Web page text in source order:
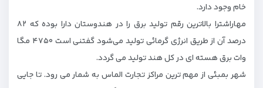
خام وجود دارد.
مهاراشترا بالاترین رقم تولید برق را در هندوستان دارا بوده که ۸۲
درصد آن از طریق انرژی گرمائی تولید می‌شود گفتنی است ۴۷۵۰ مگا
وات برق هسته ای در کل هند تولید می گردد.
شهر بمبئی از مهم ترین مراکز تجارت الماس به شمار می رود. تا جایی